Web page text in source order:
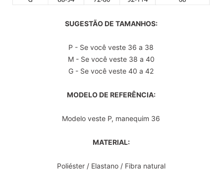
SUGESTÃO DE TAMANHOS:
P - Se você veste 36 a 38
M - Se você veste 38 a 40
G - Se você veste 40 a 42
MODELO DE REFERÊNCIA:
Modelo veste P, manequim 36
MATERIAL:
Poliéster / Elastano / Fibra natural